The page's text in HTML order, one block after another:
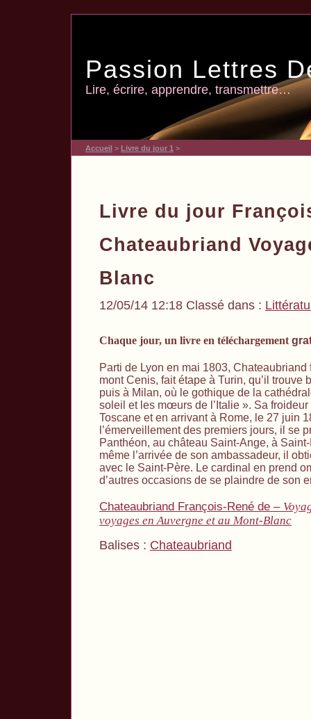
Passion Lettres
Lire, écrire, apprendre, transmettre…
Accueil > Livre du jour 1 >
Livre du jour
Chateaubriand
Blanc
12/05/14 12:18 Classé dans :
Chaque jour, un livre en téléchargement
Parti de Lyon en mai 1803,
mont Cenis, fait étape à Turin, qu’il trouve
puis à Milan, où le gothique de la
soleil et les mœurs de l’Italie ». Sa froideur
Toscane et en arrivant à Rome, le 27 juin
l’émerveillement des premiers jours, il se
Panthéon, au château Saint-Ange, à
même l’arrivée de son ambassadeur, il
avec le Saint-Père. Le cardinal en prend
d’autres occasions de se plaindre de son
Chateaubriand François-René de –
voyages en Auvergne et au Mont-Blanc
Balises : Chateaubriand